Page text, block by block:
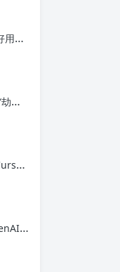
Trae 国内版出来了，真的好用吗？ – 今日头条
3200+ Cursor 用户被恶意“劫持”！贪图“便宜 API”却惨遭收割， AI 开发者们要小心了 – 今日头条
一次面试让我重新认识了 Cursor – 今日头条
GPT正面对决Claude，OpenAI竟没全赢，AI安全「极限大测」真相曝光 – 今日头条